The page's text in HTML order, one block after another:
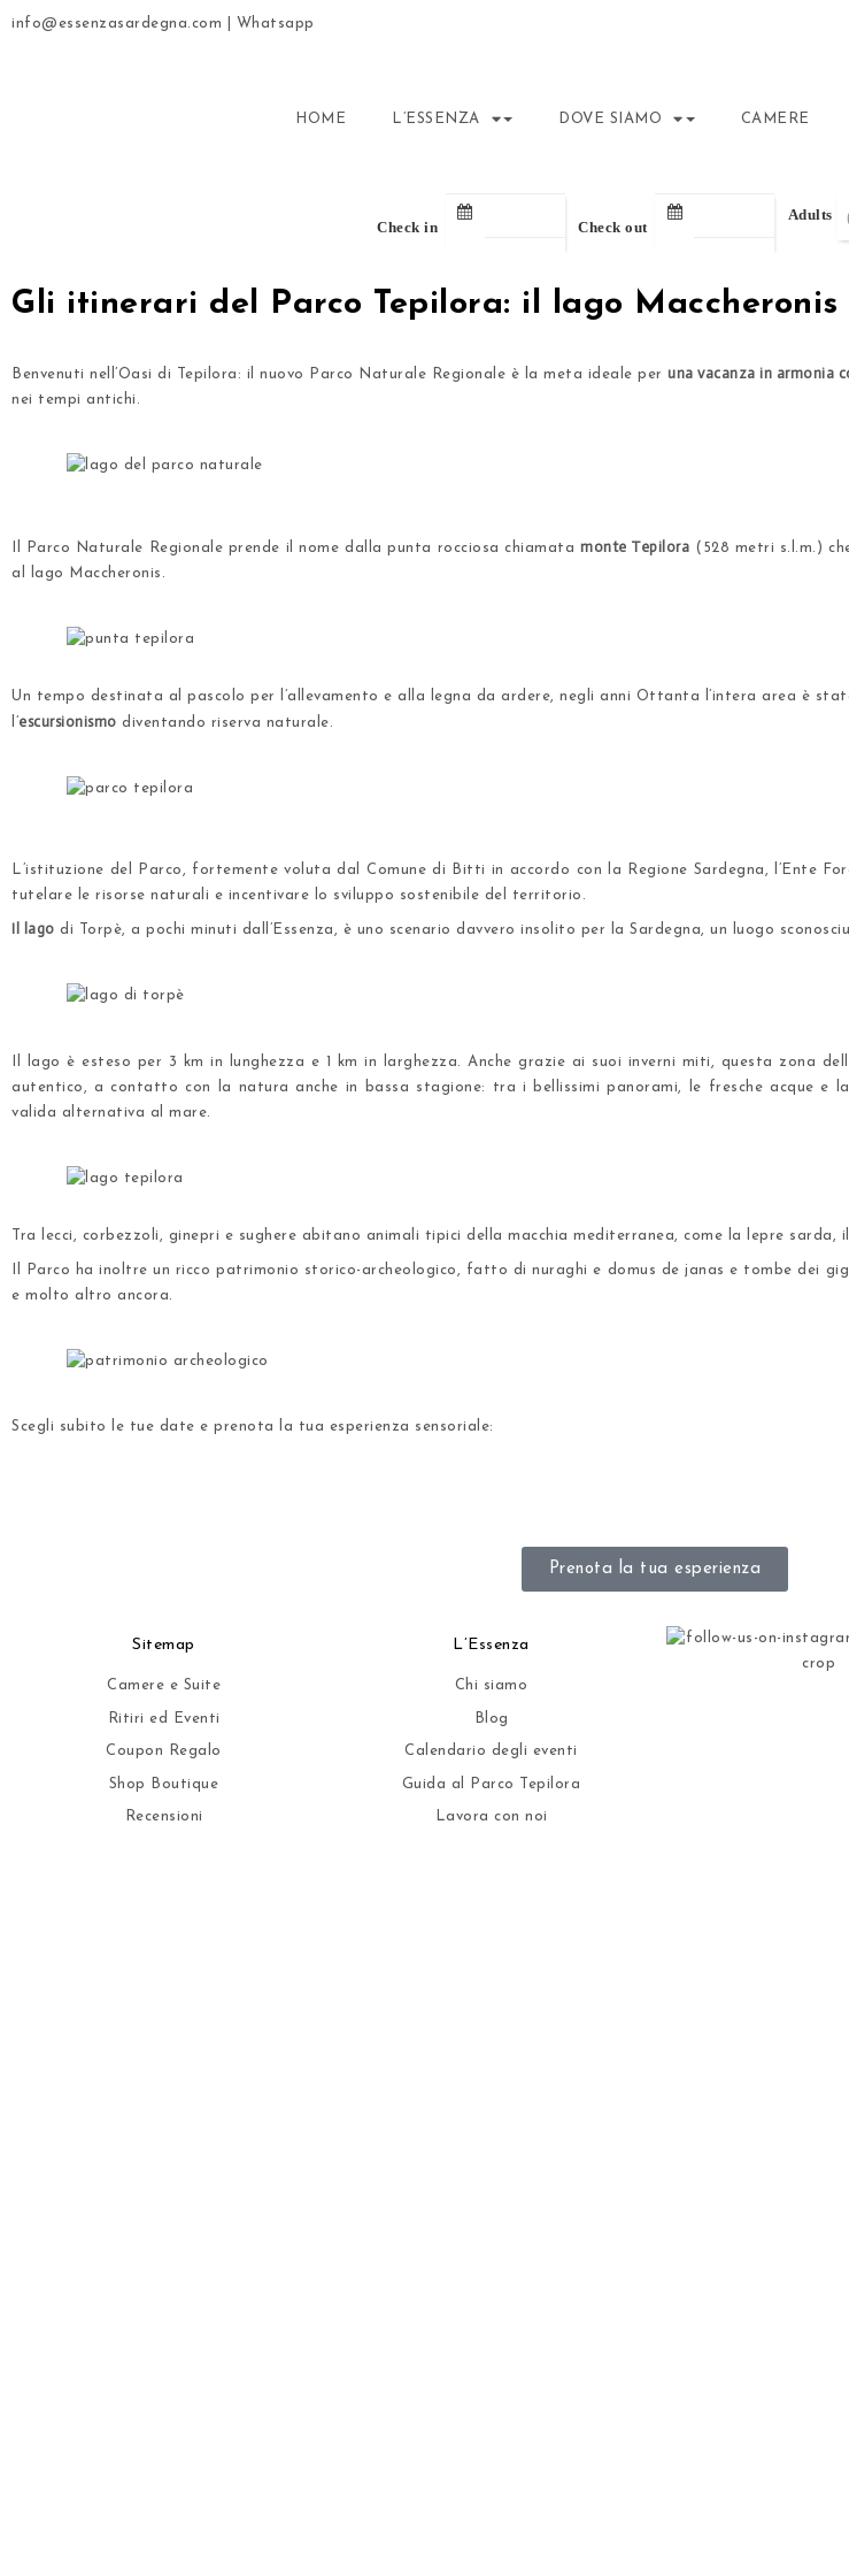
info@essenzasardegna.com Whatsapp
HOME L’ESSENZA DOVE SIAMO CAMERE
Check in Check out
Adults
Gli itinerari del Parco Tepilora: il lago Maccheronis
Benvenuti nell’Oasi di Tepilora: il nuovo Parco Naturale Regionale è la meta ideale per una vacanza in armonia
nei tempi antichi.
Il Parco Naturale Regionale prende il nome dalla punta rocciosa chiamatamonte Tepilora (528 metri s.l.m.)
al lago Maccheronis.
Un tempo destinata al pascolo per l’allevamento e alla legna da ardere, negli anni Ottanta l’intera area è
l’escursionismo diventando riserva naturale.
L’istituzione del Parco, fortemente voluta dal Comune di Bitti in accordo con la Regione Sardegna, l’Ente
tutelare le risorse naturali e incentivare lo sviluppo sostenibile del territorio.
Il lago di Torpè, a pochi minuti dall’Essenza, è uno scenario davvero insolito per la Sardegna, un luogo
Il lago è esteso per 3 km in lunghezza e 1 km in larghezza. Anche grazie ai suoi inverni miti, questa zona
autentico, a contatto con la naturaanche in bassa stagione: tra i bellissimi panorami, le fresche acque e
valida alternativa al mare.
Tra lecci, corbezzoli, ginepri e sughere abitano animali tipici della macchia mediterranea, come la lepre sarda,
Il Parco ha inoltre un ricco patrimonio storico-archeologico , fatto di nuraghi e domus de janas e tombe dei
e molto altro ancora.
Scegli subito le tue date e prenota la tua esperienza sensoriale:
Prenota la tua esperienza
Sitemap
Camere e Suite
Ritiri ed Eventi
Coupon Regalo
Shop Boutique
Recensioni
L’Essenza
Chi siamo
Blog
Calendario degli eventi
Guida al Parco Tepilora
Lavora con noi